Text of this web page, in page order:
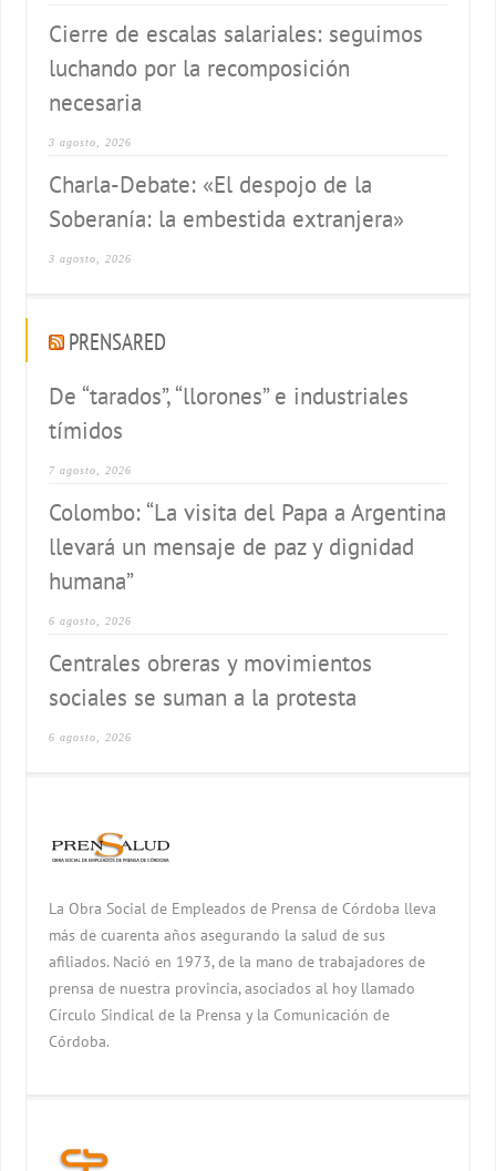
Cierre de escalas salariales: seguimos
luchando por la recomposición
necesaria
3 agosto, 2026
Charla-Debate: «El despojo de la
Soberanía: la embestida extranjera»
3 agosto, 2026
PRENSARED
De “tarados”, “llorones” e industriales
tímidos
7 agosto, 2026
Colombo: “La visita del Papa a Argentina
llevará un mensaje de paz y dignidad
humana”
6 agosto, 2026
Centrales obreras y movimientos
sociales se suman a la protesta
6 agosto, 2026
La Obra Social de Empleados de Prensa de Córdoba lleva
más de cuarenta años asegurando la salud de sus
afiliados. Nació en 1973, de la mano de trabajadores de
prensa de nuestra provincia, asociados al hoy llamado
Círculo Sindical de la Prensa y la Comunicación de
Córdoba.